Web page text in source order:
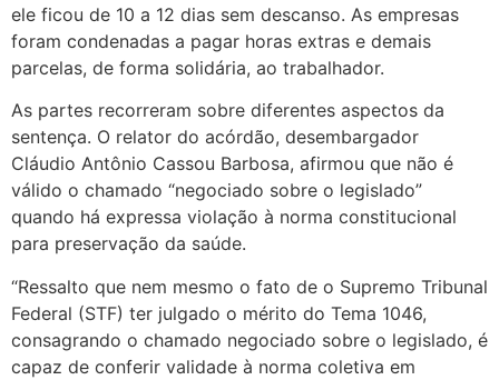
ele ficou de 10 a 12 dias sem descanso. As empresas
foram condenadas a pagar horas extras e demais
parcelas, de forma solidária, ao trabalhador.
As partes recorreram sobre diferentes aspectos da
sentença. O relator do acórdão, desembargador
Cláudio Antônio Cassou Barbosa, afirmou que não é
válido o chamado “negociado sobre o legislado”
quando há expressa violação à norma constitucional
para preservação da saúde.
“Ressalto que nem mesmo o fato de o Supremo Tribunal
Federal (STF) ter julgado o mérito do Tema 1046,
consagrando o chamado negociado sobre o legislado, é
capaz de conferir validade à norma coletiva em